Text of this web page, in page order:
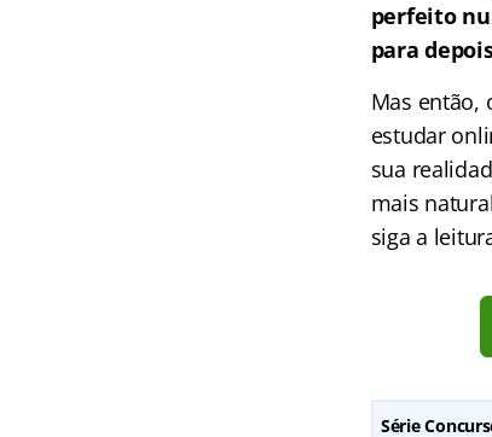
perfeito
para
Mas então,
estudar
sua
mais
siga a
Série